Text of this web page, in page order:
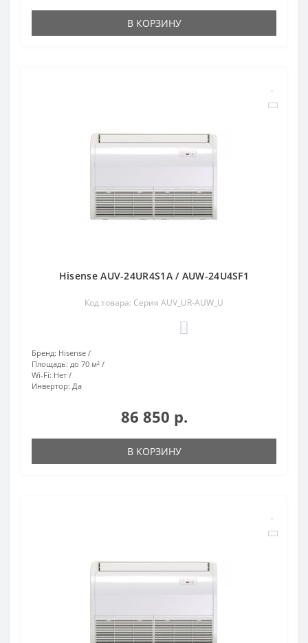
В КОРЗИНУ
Hisense AUV-24UR4S1A / AUW-24U4SF1
Код товара: Серия AUV_UR-AUW_U
Бренд: Hisense
Площадь: до 70 м²
Wi-Fi: Нет
Инвертор: Да
86 850 р.
В КОРЗИНУ